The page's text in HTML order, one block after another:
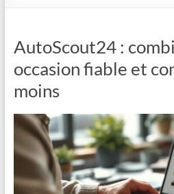
AutoScout24 :
occasion fiable et
moins